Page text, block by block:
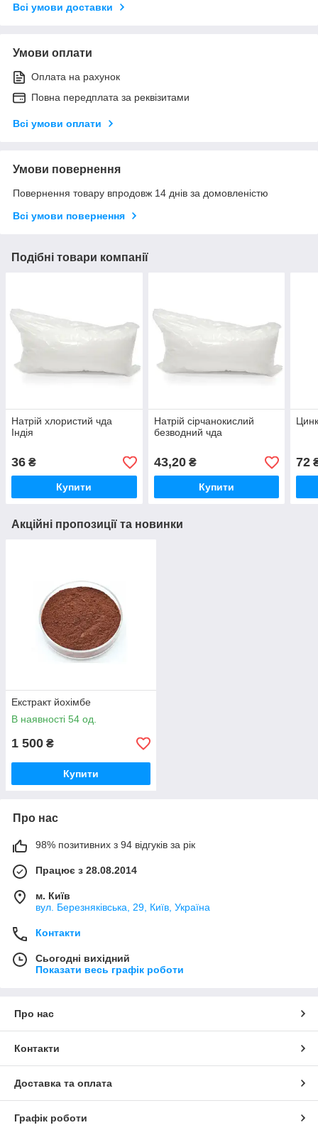
Всі умови доставки
Умови оплати
Оплата на рахунок
Повна передплата за реквізитами
Всі умови оплати
Умови повернення
Повернення товару впродовж 14 днів за домовленістю
Всі умови повернення
Подібні товари компанії
Натрій хлористий чда
Індія
36 ₴
Купити
Натрій сірчанокислий
безводний чда
43,20₴
Купити
72
Акційні пропозиції та новинки
Екстракт йохімбе
В наявності 54 од.
1 500 ₴
Купити
Про нас
98% позитивних з 94 відгуків за рік
Працює з 28.08.2014
м. Київ
вул. Березняківська, 29, Київ, Україна
Контакти
Сьогодні вихідний
Показати весь графік роботи
Про нас
Контакти
Доставка та оплата
Графік роботи